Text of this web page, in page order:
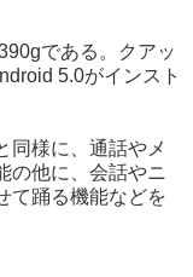
である。クアッ
5.0がインスト
同様に、通話やメ
の他に、会話やニ
て踊る機能などを